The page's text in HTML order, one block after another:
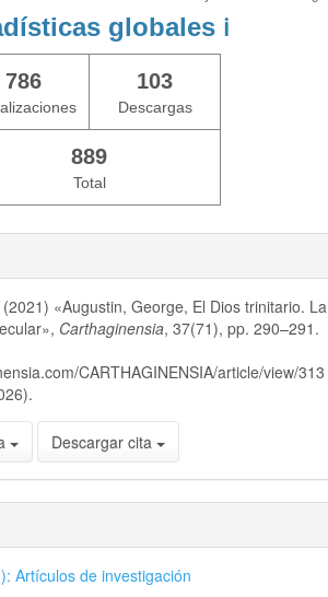
globales ℹ️
786 103
Descargas
889
Total
«Augustin, George, El Dios trinitario. La
Carthaginensia, 37(71), pp. 290–291.
CARTHAGINENSIA/article/view/313
Descargar cita
Artículos de investigación